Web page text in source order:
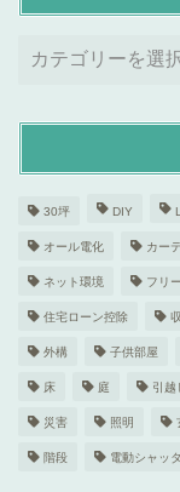
30坪 DIY
オール電化 カー
ネット環境 フリ
住宅ローン控除
外構 子供部屋
床 庭 引越
災害 照明
階段 電動シャッ